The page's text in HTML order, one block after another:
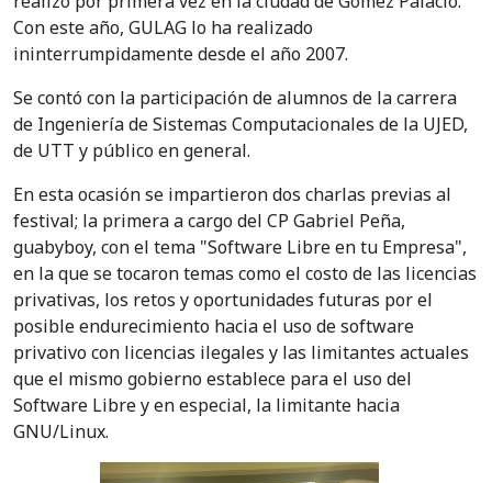
Con este año, GULAG lo ha realizado
ininterrumpidamente desde el año 2007.
Se contó con la participación de alumnos de la carrera
de Ingeniería de Sistemas Computacionales de la UJED,
de UTT y público en general.
En esta ocasión se impartieron dos charlas previas al
festival; la primera a cargo del CP Gabriel Peña,
guabyboy, con el tema "Software Libre en tu Empresa",
en la que se tocaron temas como el costo de las licencias
privativas, los retos y oportunidades futuras por el
posible endurecimiento hacia el uso de software
privativo con licencias ilegales y las limitantes actuales
que el mismo gobierno establece para el uso del
Software Libre y en especial, la limitante hacia
GNU/Linux.